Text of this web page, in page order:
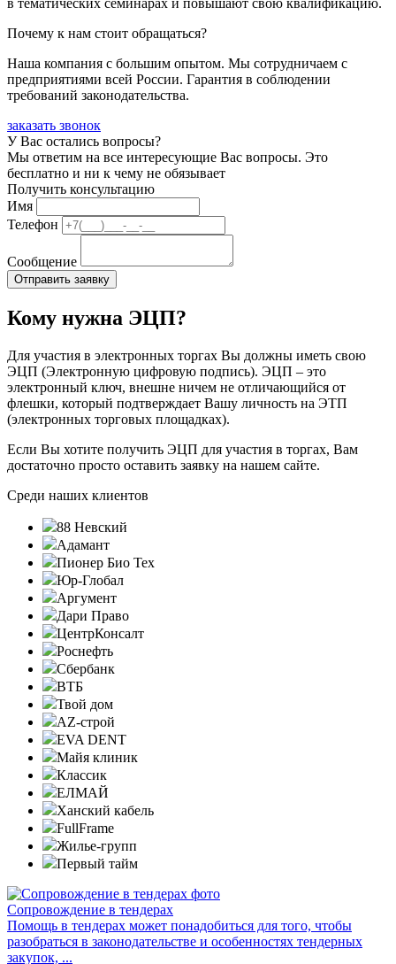
в тематических семинарах и повышают свою квалификацию.
Почему к нам стоит обращаться?
Наша компания с большим опытом. Мы сотрудничаем с
предприятиями всей России. Гарантия в соблюдении
требований законодательства.
заказать звонок
У Вас остались вопросы?
Мы ответим на все интересующие Вас вопросы. Это
бесплатно и ни к чему не обязывает
Получить консультацию
Имя
Телефон
Сообщение
Кому нужна ЭЦП?
Для участия в электронных торгах Вы должны иметь свою
ЭЦП (Электронную цифровую подпись). ЭЦП – это
электронный ключ, внешне ничем не отличающийся от
флешки, который подтверждает Вашу личность на ЭТП
(электронных торговых площадках).
Если Вы хотите получить ЭЦП для участия в торгах, Вам
достаточно просто оставить заявку на нашем сайте.
Среди наших клиентов
88 Невский
Адамант
Пионер Био Тех
Юр-Глобал
Аргумент
Дари Право
ЦентрКонсалт
Роснефть
Сбербанк
ВТБ
Твой дом
AZ-строй
EVA DENT
Майя клиник
Классик
ЕЛМАЙ
Ханский кабель
FullFrame
Жилье-групп
Первый тайм
Сопровождение в тендерах
Помощь в тендерах может понадобиться для того, чтобы
разобраться в законодательстве и особенностях тендерных
закупок, ...